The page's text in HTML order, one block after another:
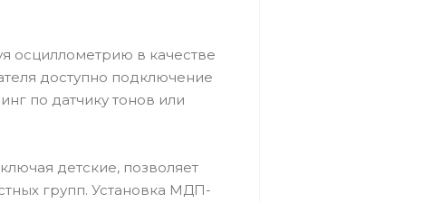
осциллометрию в качестве
доступно подключение
по датчику тонов или
детские, позволяет
групп. Установка МДП-